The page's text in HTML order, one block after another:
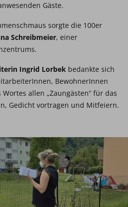
Gäste.
sorgte die 100er
Schreibmeier, einer
Ingrid Lorbek bedankte sich
BewohnerInnen
allen „Zaungästen“ für das
Gedicht vortragen und Mitfeiern.